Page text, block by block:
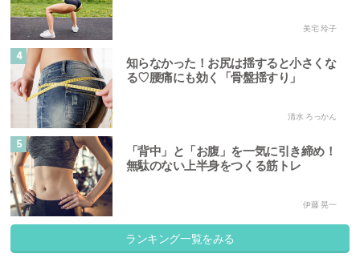
美宅 玲子
4
知らなかった！お尻は揺すると小さくな
る♡腰痛にも効く「骨盤揺すり」
清水 ろっかん
5
「背中」と「お腹」を一気に引き締め！
無駄のない上半身をつくる筋トレ
伊藤 晃一
ランキング一覧をみる